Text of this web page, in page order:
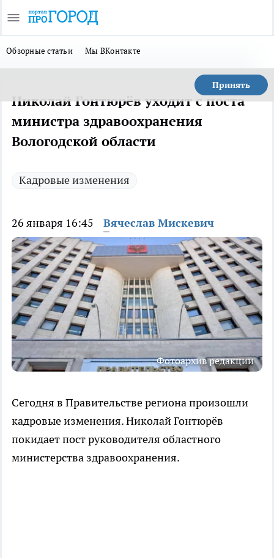
Обзорные статьи Мы ВКонтакте
Принять
Николай Гонтюрёв уходит с поста
министра здравоохранения
Вологодской области
Кадровые изменения
26 января 16:45 Вячеслав Мискевич
Фотоархив редакции
Сегодня в Правительстве региона произошли
кадровые изменения. Николай Гонтюрёв
покидает пост руководителя областного
министерства здравоохранения.